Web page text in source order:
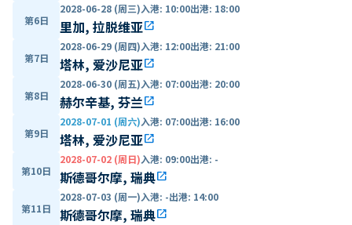
第6日
2028-06-28 (周三)入港: 10:00出港: 18:00
里加, 拉脱维亚open_in_new
第7日
2028-06-29 (周四)入港: 12:00出港: 21:00
塔林, 爱沙尼亚open_in_new
第8日
2028-06-30 (周五)入港: 07:00出港: 20:00
赫尔辛基, 芬兰open_in_new
第9日
2028-07-01 (周六)入港: 07:00出港: 16:00
塔林, 爱沙尼亚open_in_new
第10日
2028-07-02 (周日)入港: 09:00出港: -
斯德哥尔摩, 瑞典open_in_new
第11日
2028-07-03 (周一)入港: -出港: 14:00
斯德哥尔摩, 瑞典open_in_new